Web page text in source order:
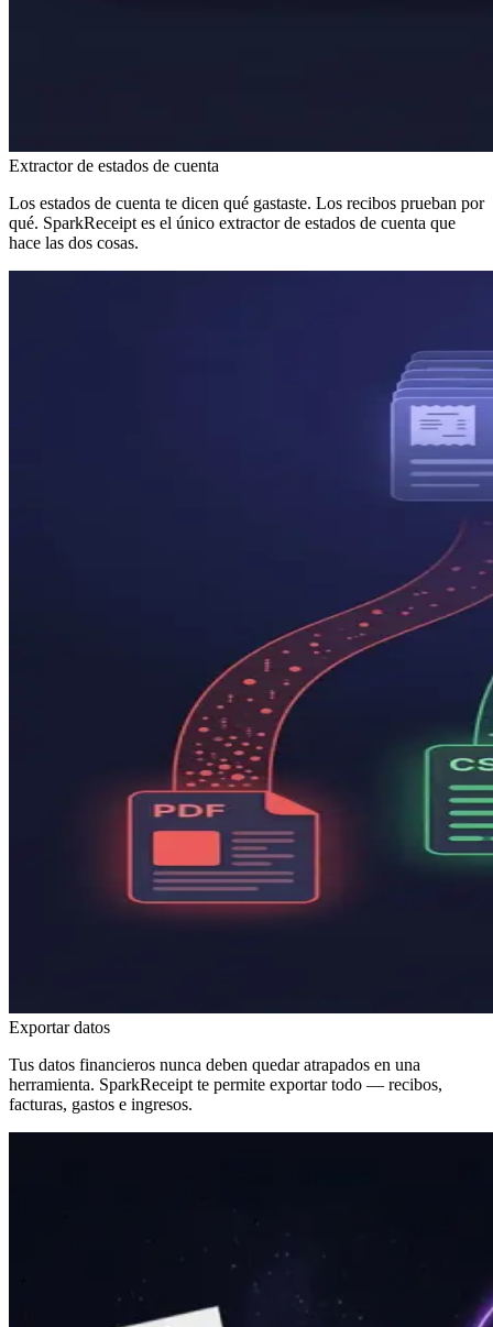
Extractor de estados de cuenta
Los estados de cuenta te dicen qué gastaste. Los recibos prueban por
qué. SparkReceipt es el único extractor de estados de cuenta que
hace las dos cosas.
Exportar datos
Tus datos financieros nunca deben quedar atrapados en una
herramienta. SparkReceipt te permite exportar todo — recibos,
facturas, gastos e ingresos.